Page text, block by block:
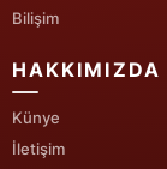
Bilişim
HAKKIMIZDA
Künye
İletişim